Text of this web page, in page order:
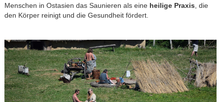
Menschen in Ostasien das Saunieren als eine heilige Praxis , die
den Körper reinigt und die Gesundheit fördert.